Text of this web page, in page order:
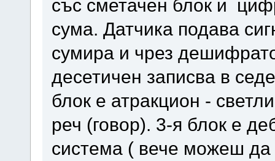
със сметачен блок и
сума. Датчика подава
сумира и чрез
десетичен записва в
блок е атракцион -
реч (говор). 3-я блок е
система ( вече можеш да